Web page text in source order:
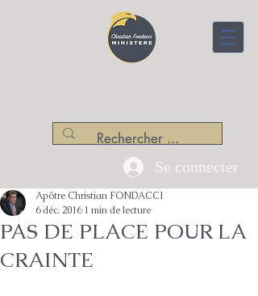
Se connecter
PAS DE PLACE POUR LA
CRAINTE
Apôtre Christian FONDACCI
6 déc. 2016 1 min de lecture